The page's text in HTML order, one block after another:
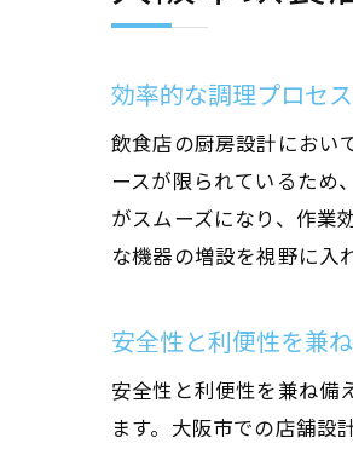
効率的な調理プロセ
飲食店の厨房設計におい
ースが限られているため
がスムーズになり、作業
な機器の増設を視野に入
安全性と利便性を兼
安全性と利便性を兼ね備
ます。大阪市での店舗設